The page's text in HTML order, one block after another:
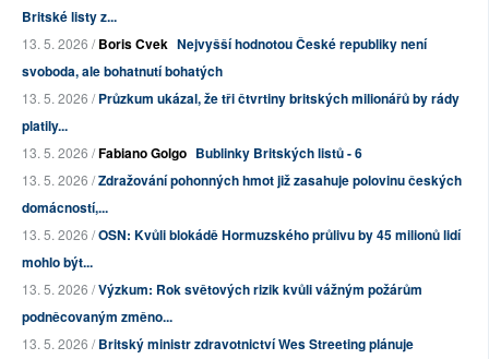
Britské listy z...
13. 5. 2026 /Boris Cvek Nejvyšší hodnotou České republiky není
svoboda, ale bohatnutí bohatých
13. 5. 2026 /Průzkum ukázal, že tři čtvrtiny britských milionářů by rády
platily...
13. 5. 2026 /Fabiano Golgo Bublinky Britských listů - 6
13. 5. 2026 /Zdražování pohonných hmot již zasahuje polovinu českých
domácností,...
13. 5. 2026 /OSN: Kvůli blokádě Hormuzského průlivu by 45 milionů lidí
mohlo být...
13. 5. 2026 /Výzkum: Rok světových rizik kvůli vážným požárům
podněcovaným změno...
13. 5. 2026 /Britský ministr zdravotnictví Wes Streeting plánuje